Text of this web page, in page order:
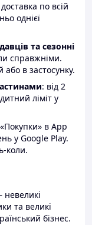
по всій
однієї
та сезонні
справжніми.
або в застосунку.
: від 2
ліміт у
в App
у Google Play.
коли.
невеликі
та великі
бізнес.